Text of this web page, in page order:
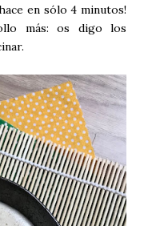
en sólo 4 minutos!
más: os digo los